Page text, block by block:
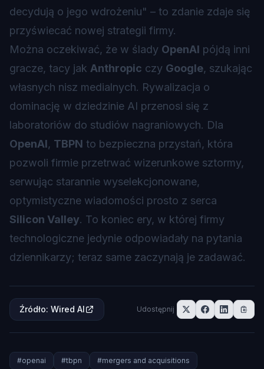
decydują o jego wdrożeniu" – to zdanie zdaje się
przyświecać nowej strategii firmy.
Można oczekiwać, że w ślady OpenAI pójdą inni
gracze, tacy jak Anthropic czy Google, szukając
własnych nisz medialnych. Rywalizacja o
dominację w dziedzinie AI przenosi się z
laboratoriów do studiów nagraniowych. Dla
OpenAI, TBPN to bezpieczna przystań, która
pozwoli firmie przetrwać wizerunkowe sztormy,
serwując starannie wyselekcjonowane,
optymistyczne wiadomości prosto z serca
Silicon Valley. To koniec ery, w której firmy
technologiczne jedynie odpowiadały na pytania
dziennikarzy; teraz same zaczynają je zadawać.
Źródło: Wired AI Udostępnij
#openai #tbpn #mergers and acquisitions